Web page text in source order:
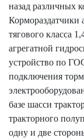
назад различных
Кормораздатчики
тягового класса
агрегатной
устройство по
подключения
базе шасси
тракторного
одну и две